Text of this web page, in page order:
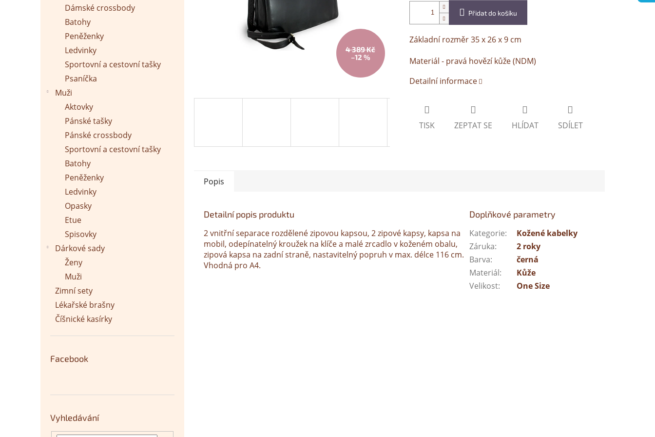
Dámské crossbody
Batohy
Peněženky
Ledvinky
Sportovní a cestovní tašky
Psaníčka
Muži
Aktovky
Pánské tašky
Pánské crossbody
Sportovní a cestovní tašky
Batohy
Peněženky
Ledvinky
Opasky
Etue
Spisovky
Dárkové sady
Ženy
Muži
Zimní sety
Lékařské brašny
Číšnické kasírky
Facebook
Vyhledávání
4 389 Kč
–12 %
Přidat do košíku
Základní rozměr 35 x 26 x 9 cm
Materiál - pravá hovězí kůže (NDM)
Detailní informace
TISK ZEPTAT SE HLÍDAT SDÍLET
Popis
Detailní popis produktu
2 vnitřní separace rozdělené zipovou kapsou, 2 zipové kapsy, kapsa na
mobil, odepínatelný kroužek na klíče a malé zrcadlo v koženém obalu,
zipová kapsa na zadní straně, nastavitelný popruh v max. délce 116 cm.
Vhodná pro A4.
Doplňkové parametry
Kategorie:
Kožené kabelky
Záruka:
2 roky
Barva:
černá
Materiál:
Kůže
Velikost: One Size